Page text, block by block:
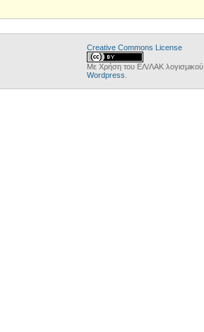
Creative Commons License
Με Χρήση του ΕΛ/ΛΑΚ λογισμικού
Wordpress